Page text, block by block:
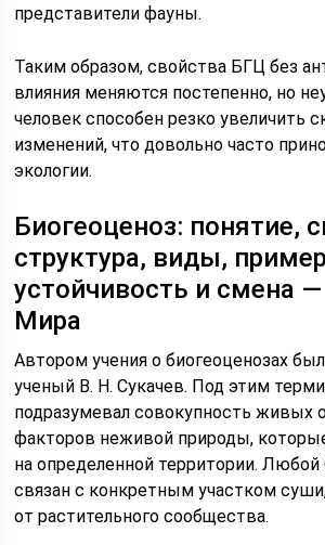
представители фауны.
Таким образом, свойства БГЦ без
влияния меняются постепенно, но
человек способен резко увеличить
изменений, что довольно часто
экологии.
Биогеоценоз: понятие,
структура, виды,
устойчивость и смена
Мира
Автором учения о биогеоценозах
ученый В. Н. Сукачев. Под этим
подразумевал совокупность живых
факторов неживой природы,
на определенной территории. Любой
связан с конкретным участком
от растительного сообщества.